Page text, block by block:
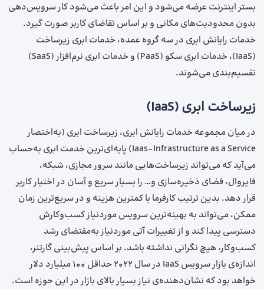
بستر اینترنت عرضه می‌شود و این امر باعث می‌شود کار سرویس‌دهی
بدون محدودیت‌های مکانی و بر اساس تقاضای کاربر صورت گیرد.
خدمات رایانش ابری در سه گروه عمده، خدمات ابری زیرساخت
(IaaS)، خدمات ابری سکو (PaaS) و خدمات ابری نرم‌افزار (SaaS)
تقسیم‌بندی می‌شوند.
زیرساخت ابری (IaaS)
در میان مجموعه خدمات رایانش ابری، زیرساخت ابری (به‌اختصار
Iaas-Infrastructure as a Service) پایه‌ای‌ترین خدمت ابری به‌حساب
می‌آید که می‌تواند زیرساخت‌هایی مانند سرور مجازی، شبکه،
فایروال، فضای ذخیره‌سازی و… را بسیار سریع و آسان در اختیار کاربر
قرار دهد. بدین ترتیب کارفرما با کمترین هزینه و در سریع‌ترین زمان
ممکن، می‌تواند به بهینه‌ترین سرویس موردنیاز کسب‌وکارش
دسترسی پیدا کند و از تغییرات آتی موردنیاز به‌مقتضای رشد
کسب‌وکار، هیچ نگرانی نداشته باشد. بر اساس پیش‌بینی گارتنر،
اندازه‌ی بازار سرویس IaaS در سال ۲۰۲۲ حداقل ۱۰۰ میلیارد دلار
خواهد بود که نشان‌دهنده‌ی نیاز بسیار بالای بازار در این حوزه است.